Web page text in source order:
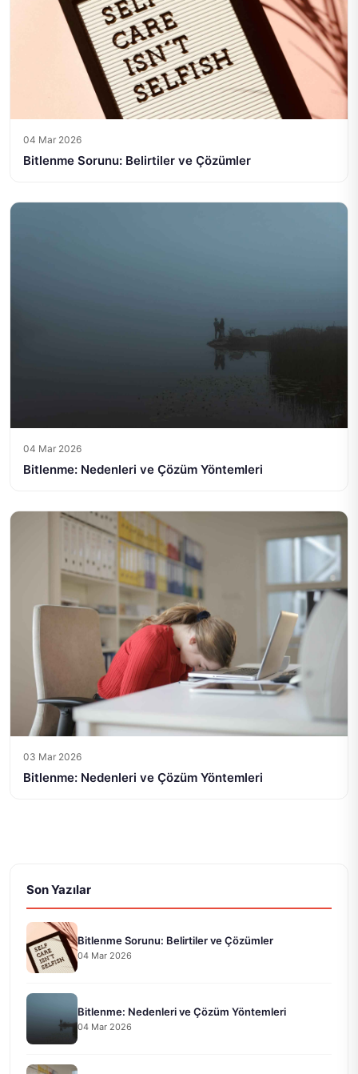
04 Mar 2026
Bitlenme Sorunu: Belirtiler ve Çözümler
04 Mar 2026
Bitlenme: Nedenleri ve Çözüm Yöntemleri
03 Mar 2026
Bitlenme: Nedenleri ve Çözüm Yöntemleri
Son Yazılar
Bitlenme Sorunu: Belirtiler ve Çözümler
04 Mar 2026
Bitlenme: Nedenleri ve Çözüm Yöntemleri
04 Mar 2026